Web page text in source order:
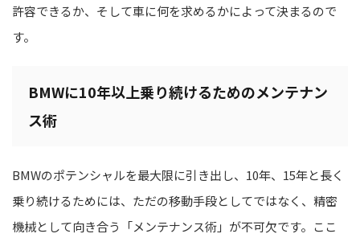
許容できるか、そして車に何を求めるかによって決まるので
す。
BMWに10年以上乗り続けるためのメンテナン
ス術
BMWのポテンシャルを最大限に引き出し、10年、15年と長く
乗り続けるためには、ただの移動手段としてではなく、精密
機械として向き合う「メンテナンス術」が不可欠です。ここ